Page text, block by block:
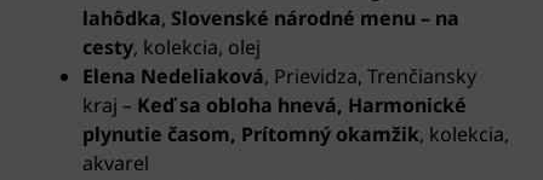
lahôdka, Slovenské národné menu – na
cesty, kolekcia, olej
Elena Nedeliaková, Prievidza, Trenčiansky
kraj – Keď sa obloha hnevá, Harmonické
plynutie časom, Prítomný okamžik, kolekcia,
akvarel